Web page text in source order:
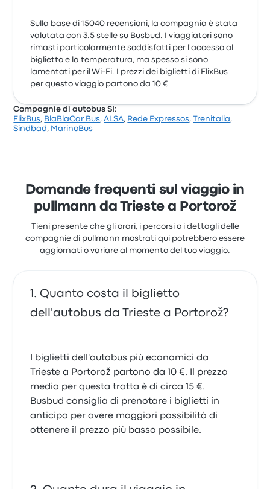
Sulla base di 15040 recensioni, la compagnia è stata
valutata con 3.5 stelle su Busbud. I viaggiatori sono
rimasti particolarmente soddisfatti per l'accesso al
biglietto e la temperatura, ma spesso si sono
lamentati per il Wi-Fi. I prezzi dei biglietti di FlixBus
per questo viaggio partono da 10 €
Compagnie di autobus SI:
FlixBus, BlaBlaCar Bus,ALSA, Rede Expressos,Trenitalia,
Sindbad , MarinoBus
Domande frequenti sul viaggio in
pullmann da Trieste a Portorož
Tieni presente che gli orari, i percorsi o i dettagli delle
compagnie di pullmann mostrati qui potrebbero essere
aggiornati o variare al momento del tuo viaggio.
Quanto costa il biglietto
dell'autobus da Trieste a Portorož?
I biglietti dell'autobus più economici da
Trieste a Portorož partono da 10 €. Il prezzo
medio per questa tratta è di circa 15 €.
Busbud consiglia di prenotare i biglietti in
anticipo per avere maggiori possibilità di
ottenere il prezzo più basso possibile.